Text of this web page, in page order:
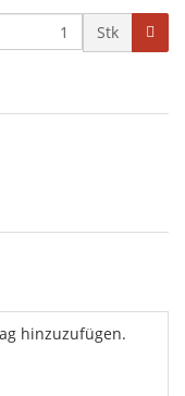
Stk
hinzuzufügen.